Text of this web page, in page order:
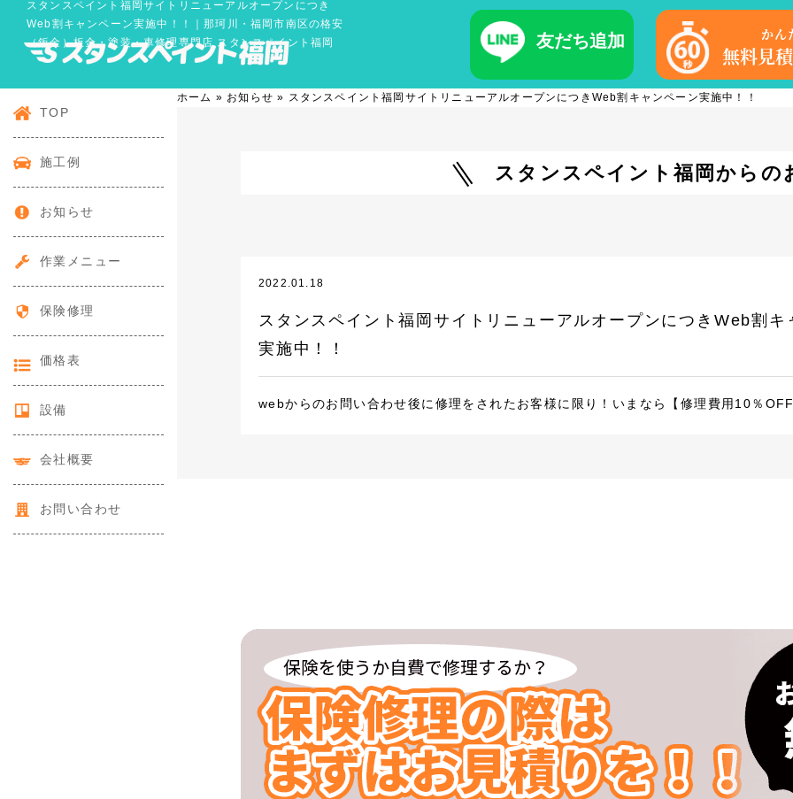
スタンスペイント福岡サイトリニューアルオープンにつき
Web割キャンペーン実施中！！｜那珂川・福岡市南区の格安
（鈑金）板金・塗装・車修理専門店 スタンスペイント福岡
友だち追加 かん
無料見
TOP
施工例
お知らせ
作業メニュー
保険修理
価格表
設備
会社概要
お問い合わせ
ホーム » お知らせ » スタンスペイント福岡サイトリニューアルオープンにつきWeb割キャンペーン実施中！！
スタンスペイント福岡からの
2022.01.18
スタンスペイント福岡サイトリニューアルオープンにつきWeb割キ
実施中！！
webからのお問い合わせ後に修理をされたお客様に限り！いまなら【修理費用10％